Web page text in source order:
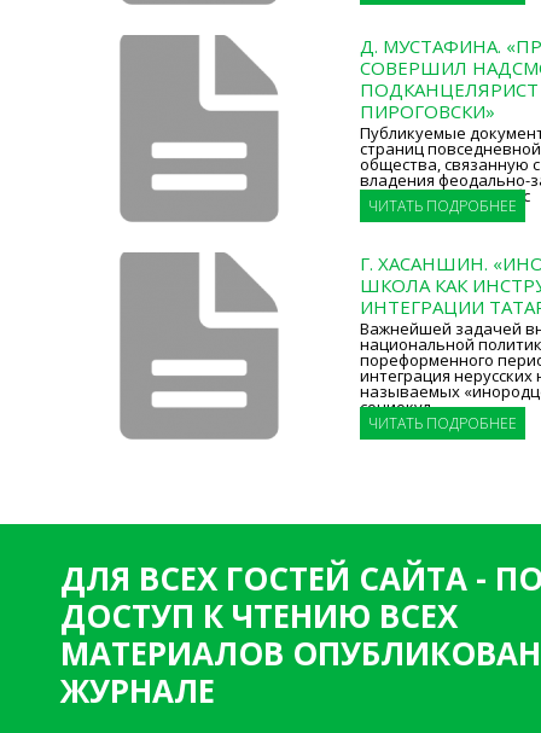
Д. МУСТАФИНА.
СОВЕРШИЛ
ПИРОГОВСКИ»
Публикуемые
страниц
общества, связанную
владения феодально-
и осуществления собс
ЧИТАТЬ ПОДРОБНЕЕ
Г. ХАСАНШИН.
ШКОЛА КАК
ИНТЕГРАЦИИ
Важнейшей задачей
национальной
пореформенного
интеграция нерусских
называемых
социокул
ЧИТАТЬ ПОДРОБНЕЕ
ДЛЯ ВСЕХ ГОСТЕЙ САЙТА -
ДОСТУП К ЧТЕНИЮ ВСЕХ
МАТЕРИАЛОВ
ЖУРНАЛЕ